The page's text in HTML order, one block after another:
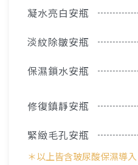
凝水亮白安瓶
淡紋除皺安瓶
保濕鎖水安瓶
修復鎮靜安瓶
緊緻毛孔安瓶
＊以上皆含玻尿酸保濕導入